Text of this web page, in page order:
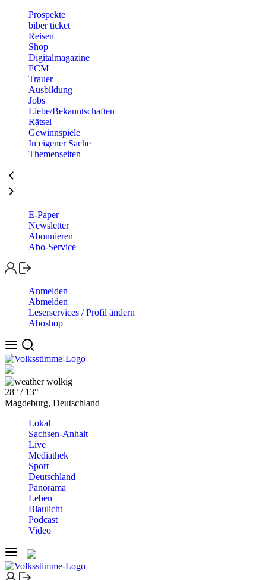
Prospekte
biber ticket
Reisen
Shop
Digitalmagazine
FCM
Trauer
Ausbildung
Jobs
Liebe/Bekanntschaften
Rätsel
Gewinnspiele
In eigener Sache
Themenseiten
E-Paper
Newsletter
Abonnieren
Abo-Service
Anmelden
Abmelden
Leserservices / Profil ändern
Aboshop
wolkig
28° / 13°
Magdeburg, Deutschland
Lokal
Sachsen-Anhalt
Live
Mediathek
Sport
Deutschland
Panorama
Leben
Blaulicht
Podcast
Video